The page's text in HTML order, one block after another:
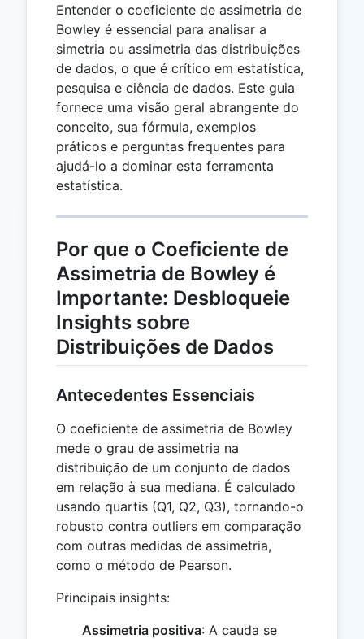
Entender o coeficiente de assimetria de
Bowley é essencial para analisar a
simetria ou assimetria das distribuições
de dados, o que é crítico em estatística,
pesquisa e ciência de dados. Este guia
fornece uma visão geral abrangente do
conceito, sua fórmula, exemplos
práticos e perguntas frequentes para
ajudá-lo a dominar esta ferramenta
estatística.
Por que o Coeficiente de
Assimetria de Bowley é
Importante: Desbloqueie
Insights sobre
Distribuições de Dados
Antecedentes Essenciais
O coeficiente de assimetria de Bowley
mede o grau de assimetria na
distribuição de um conjunto de dados
em relação à sua mediana. É calculado
usando quartis (Q1, Q2, Q3), tornando-o
robusto contra outliers em comparação
com outras medidas de assimetria,
como o método de Pearson.
Principais insights:
Assimetria positiva: A cauda se